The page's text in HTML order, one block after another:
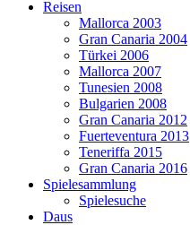
Reisen
Mallorca 2003
Gran Canaria 2004
Türkei 2006
Mallorca 2007
Tunesien 2008
Bulgarien 2008
Gran Canaria 2012
Fuerteventura 2013
Teneriffa 2015
Gran Canaria 2016
Spielesammlung
Spielesuche
Daus